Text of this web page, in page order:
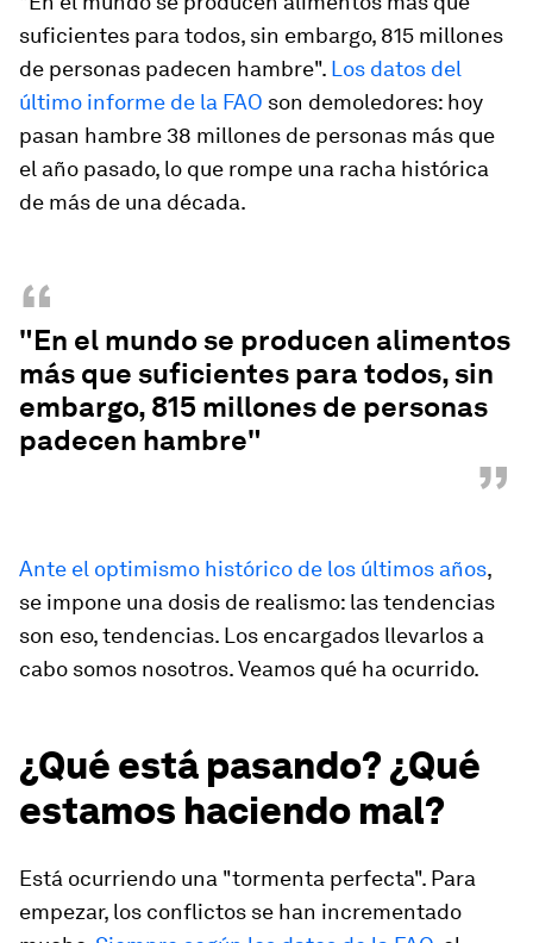
suficientes para todos, sin embargo, 815 millones
de personas padecen hambre". Los datos del
último informe de la FAO son demoledores: hoy
pasan hambre 38 millones de personas más que
el año pasado, lo que rompe una racha histórica
de más de una década.
“
"En el mundo se producen alimentos
más que suficientes para todos, sin
embargo, 815 millones de personas
padecen hambre"
”
Ante el optimismo histórico de los últimos años,
se impone una dosis de realismo: las tendencias
son eso, tendencias. Los encargados llevarlos a
cabo somos nosotros. Veamos qué ha ocurrido.
¿Qué está pasando? ¿Qué
estamos haciendo mal?
Está ocurriendo una "tormenta perfecta". Para
empezar, los conflictos se han incrementado